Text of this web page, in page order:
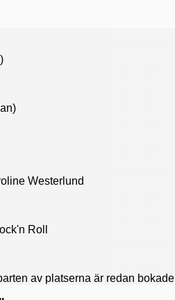
Westerlund
Roll
av platserna är redan bokade